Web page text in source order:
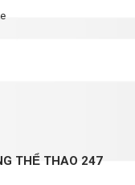
THỂ THAO 247